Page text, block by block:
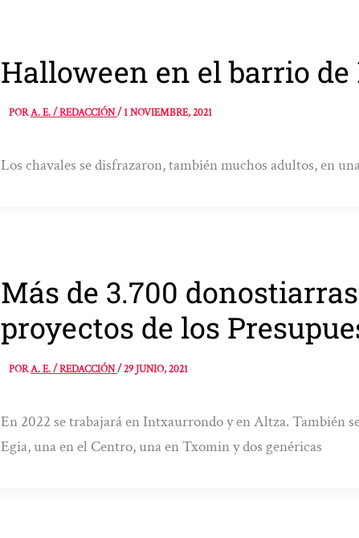
Halloween en el barrio
PORA. E. / REDACCIÓN/1 NOVIEMBRE, 2021
Los chavales se disfrazaron, también muchos adultos, en
Más de 3.700
proyectos de los
PORA. E. / REDACCIÓN/29 JUNIO, 2021
En 2022 se trabajará en Intxaurrondo y en Altza. También
Egia, una en el Centro, una en Txomin y dos genéricas